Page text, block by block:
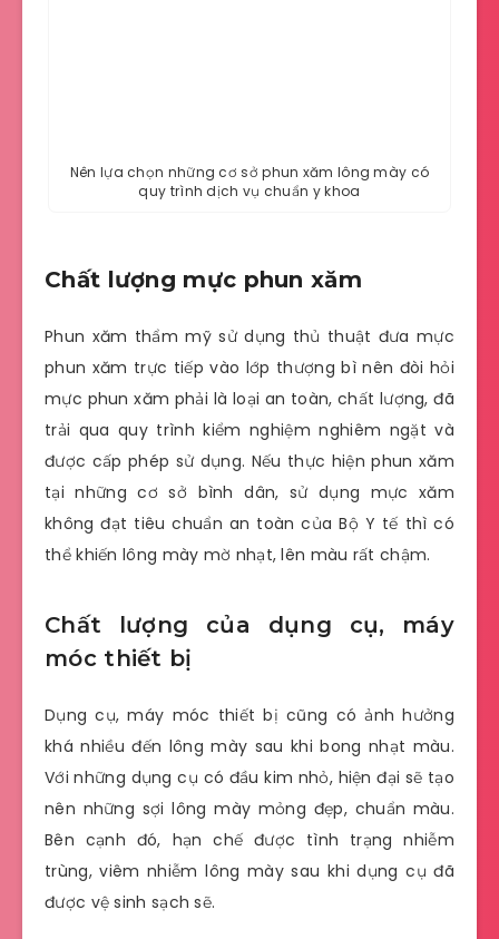
Nên lựa chọn những cơ sở phun xăm lông mày có
quy trình dịch vụ chuẩn y khoa
Chất lượng mực phun xăm
Phun xăm thẩm mỹ sử dụng thủ thuật đưa mực
phun xăm trực tiếp vào lớp thượng bì nên đòi hỏi
mực phun xăm phải là loại an toàn, chất lượng, đã
trải qua quy trình kiểm nghiệm nghiêm ngặt và
được cấp phép sử dụng. Nếu thực hiện phun xăm
tại những cơ sở bình dân, sử dụng mực xăm
không đạt tiêu chuẩn an toàn của Bộ Y tế thì có
thể khiến lông mày mờ nhạt, lên màu rất chậm.
Chất lượng của dụng cụ, máy
móc thiết bị
Dụng cụ, máy móc thiết bị cũng có ảnh hưởng
khá nhiều đến lông mày sau khi bong nhạt màu.
Với những dụng cụ có đầu kim nhỏ, hiện đại sẽ tạo
nên những sợi lông mày mỏng đẹp, chuẩn màu.
Bên cạnh đó, hạn chế được tình trạng nhiễm
trùng, viêm nhiễm lông mày sau khi dụng cụ đã
được vệ sinh sạch sẽ.